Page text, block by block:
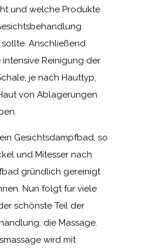
und welche Produkte
Anschließend
Reinigung der
je nach Hauttyp,
von Ablagerungen
Gesichtsdampfbad, so
und Mitesser nach
gründlich gereinigt
Nun folgt für viele
schönste Teil der
die Massage.
wird mit